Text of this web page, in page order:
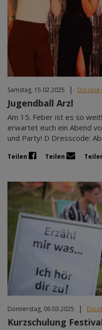
Samstag, 15.02.2025 | Diözese
Jugendball Arzl
Am 15. Feber ist es so
erwartet euch ein Abend
und Party! D Dresscode:
Teilen Teilen
Donnerstag, 06.03.2025 |
Kurzschulung